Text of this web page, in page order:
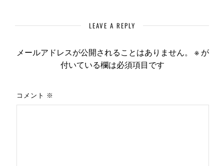
LEAVE A REPLY
メールアドレスが公開されることはありません。 ※が
付いている欄は必須項目です
コメント ※